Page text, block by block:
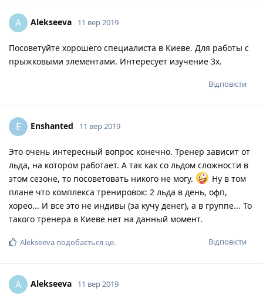
A Alekseeva 11 вер 2019
Посоветуйте хорошего специалиста в Киеве. Для работы с
прыжковыми элементами. Интересует изучение 3х.
Відповісти
E Enshanted 11 вер 2019
Это очень интересный вопрос конечно. Тренер зависит от
льда, на котором работает. А так как со льдом сложности в
этом сезоне, то посоветовать никого не могу.
Ну в том
плане что комплекса тренировок: 2 льда в день, офп,
хорео... И все это не индивы (за кучу денег), а в группе... То
такого тренера в Киеве нет на данный момент.
Відповісти
Alekseeva подобається це.
A Alekseeva 11 вер 2019